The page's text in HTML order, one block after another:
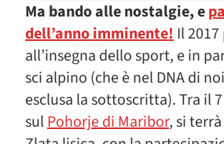
Ma bando alle nostalgie, e
dell’anno imminente!Il
all’insegna dello sport, e in
sci alpino (che è nel DNA di
esclusa la sottoscritta). Tra il
sulPohorje di Maribor, si